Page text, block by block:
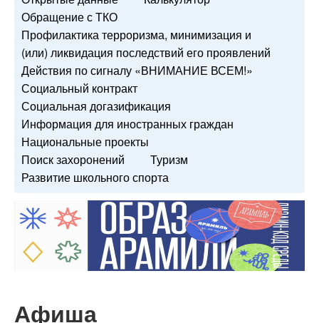
Обращение с ТКО
Профилактика терроризма, минимизация и
(или) ликвидация последствий его проявлений
Действия по сигналу «ВНИМАНИЕ ВСЕМ!»
Социальный контракт
Социальная догазификация
Информация для иностранных граждан
Национальные проекты
Поиск захоронений
Туризм
Развитие школьного спорта
Афиша